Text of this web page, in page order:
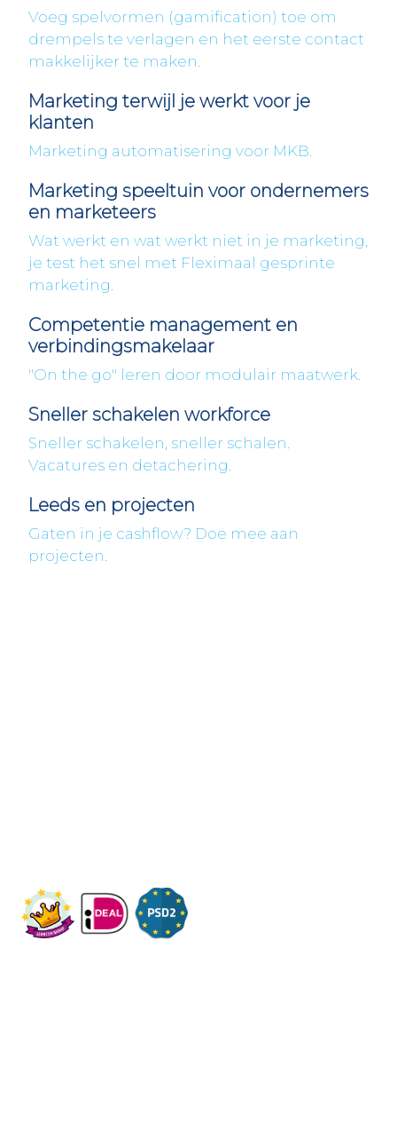
Voeg spelvormen (gamification) toe om
drempels te verlagen en het eerste contact
makkelijker te maken.
Marketing terwijl je werkt voor je
klanten
Marketing automatisering voor MKB.
Marketing speeltuin voor ondernemers
en marketeers
Wat werkt en wat werkt niet in je marketing,
je test het snel met Fleximaal gesprinte
marketing.
Competentie management en
verbindingsmakelaar
"On the go" leren door modulair maatwerk.
Sneller schakelen workforce
Sneller schakelen, sneller schalen.
Vacatures en detachering.
Leeds en projecten
Gaten in je cashflow? Doe mee aan
projecten.